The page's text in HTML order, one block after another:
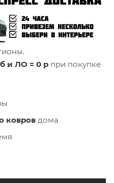
и ЛО = 0 р при покупке
ковров дома